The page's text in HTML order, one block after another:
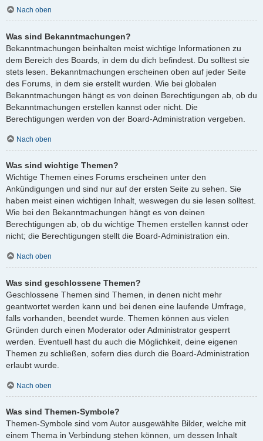
Nach oben
Was sind Bekanntmachungen?
Bekanntmachungen beinhalten meist wichtige Informationen zu
dem Bereich des Boards, in dem du dich befindest. Du solltest sie
stets lesen. Bekanntmachungen erscheinen oben auf jeder Seite
des Forums, in dem sie erstellt wurden. Wie bei globalen
Bekanntmachungen hängt es von deinen Berechtigungen ab, ob du
Bekanntmachungen erstellen kannst oder nicht. Die
Berechtigungen werden von der Board-Administration vergeben.
Nach oben
Was sind wichtige Themen?
Wichtige Themen eines Forums erscheinen unter den
Ankündigungen und sind nur auf der ersten Seite zu sehen. Sie
haben meist einen wichtigen Inhalt, weswegen du sie lesen solltest.
Wie bei den Bekanntmachungen hängt es von deinen
Berechtigungen ab, ob du wichtige Themen erstellen kannst oder
nicht; die Berechtigungen stellt die Board-Administration ein.
Nach oben
Was sind geschlossene Themen?
Geschlossene Themen sind Themen, in denen nicht mehr
geantwortet werden kann und bei denen eine laufende Umfrage,
falls vorhanden, beendet wurde. Themen können aus vielen
Gründen durch einen Moderator oder Administrator gesperrt
werden. Eventuell hast du auch die Möglichkeit, deine eigenen
Themen zu schließen, sofern dies durch die Board-Administration
erlaubt wurde.
Nach oben
Was sind Themen-Symbole?
Themen-Symbole sind vom Autor ausgewählte Bilder, welche mit
einem Thema in Verbindung stehen können, um dessen Inhalt